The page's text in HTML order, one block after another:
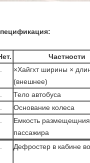
Частности
×Хайгхт ширины ×
(внешнее)
Тело автобуса
Основание колеса
Емкость размещещния
пассажира
Дефростер в кабине